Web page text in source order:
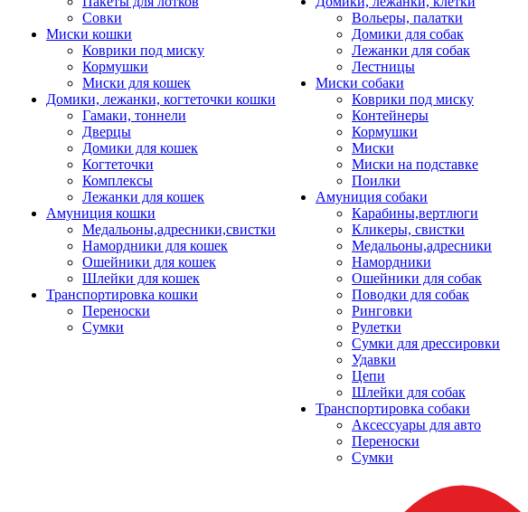
Совки
Миски кошки
Коврики под миску
Кормушки
Миски для кошек
Домики, лежанки, когтеточки кошки
Гамаки, тоннели
Дверцы
Домики для кошек
Когтеточки
Комплексы
Лежанки для кошек
Амуниция кошки
Медальоны,адресники,свистки
Намордники для кошек
Ошейники для кошек
Шлейки для кошек
Транспортировка кошки
Переноски
Сумки
Вольеры, палатки
Домики для собак
Лежанки для собак
Лестницы
Миски собаки
Коврики под миску
Контейнеры
Кормушки
Миски
Миски на подставке
Поилки
Амуниция собаки
Карабины,вертлюги
Кликеры, свистки
Медальоны,адресники
Намордники
Ошейники для собак
Поводки для собак
Ринговки
Рулетки
Сумки для дрессировки
Удавки
Цепи
Шлейки для собак
Транспортировка собаки
Аксессуары для авто
Переноски
Сумки